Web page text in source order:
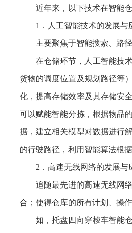
近年来，以下技术在智能
1．人工智能技术的发展与
主要聚焦于智能搜索、路
在仓储环节，人工智能技
货物的调度位置及规划路径等
化，提高存储效率及其存储安
可以赋能智能分拣，根据物品
据，建立相关模型对数据进行
的行驶路径，利用智能算法根
2．高速无线网络的发展与
追随最先进的高速无线网
合；使得仓库的所有计划、操
如，托盘四向穿梭车智能